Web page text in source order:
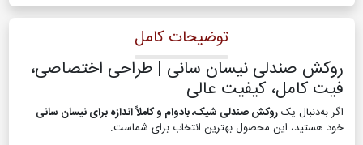
توضیحات کامل
روکش صندلی نیسان سانی | طراحی اختصاصی،
فیت کامل، کیفیت عالی
اگر به‌دنبال یکروکش صندلی شیک، بادوام و کاملاً اندازه برای نیسان سانی
خود هستید، این محصول بهترین انتخاب برای شماست.